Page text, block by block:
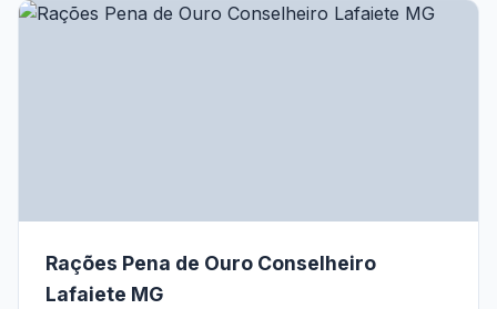
Rações Pena de Ouro Conselheiro
Lafaiete MG